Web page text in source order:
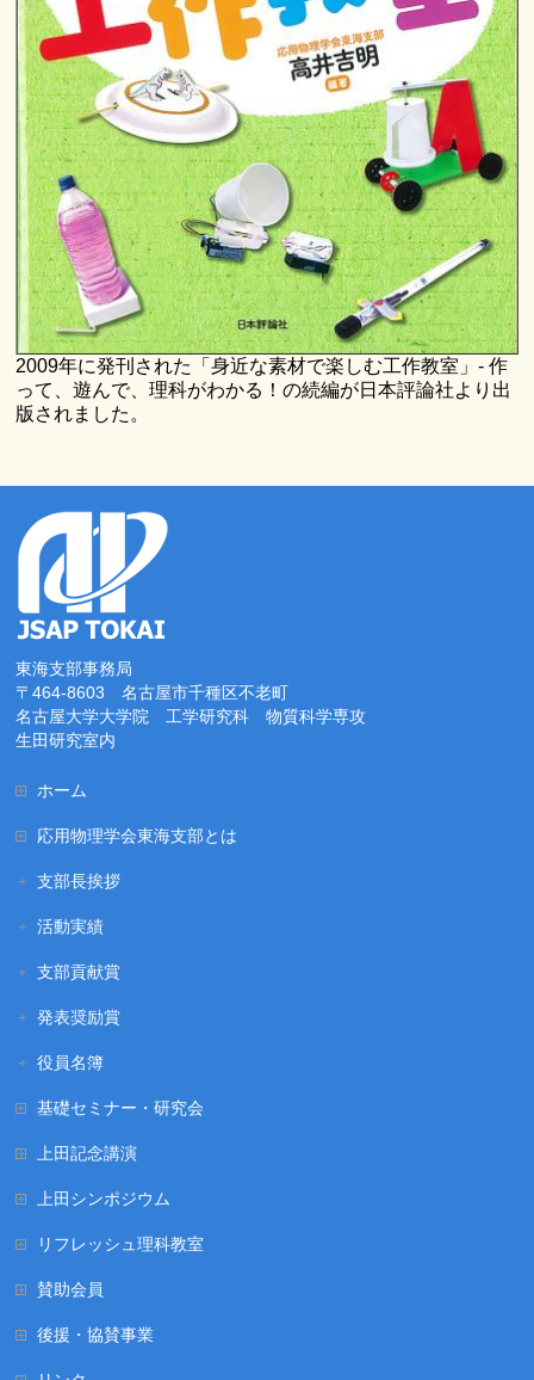
2009年に発刊された「身近な素材で楽しむ工作教室」- 作
って、遊んで、理科がわかる！の続編が日本評論社より出
版されました。
東海支部事務局
〒464-8603 名古屋市千種区不老町
名古屋大学大学院 工学研究科 物質科学専攻
生田研究室内
ホーム
応用物理学会東海支部とは
支部長挨拶
活動実績
支部貢献賞
発表奨励賞
役員名簿
基礎セミナー・研究会
上田記念講演
上田シンポジウム
リフレッシュ理科教室
賛助会員
後援・協賛事業